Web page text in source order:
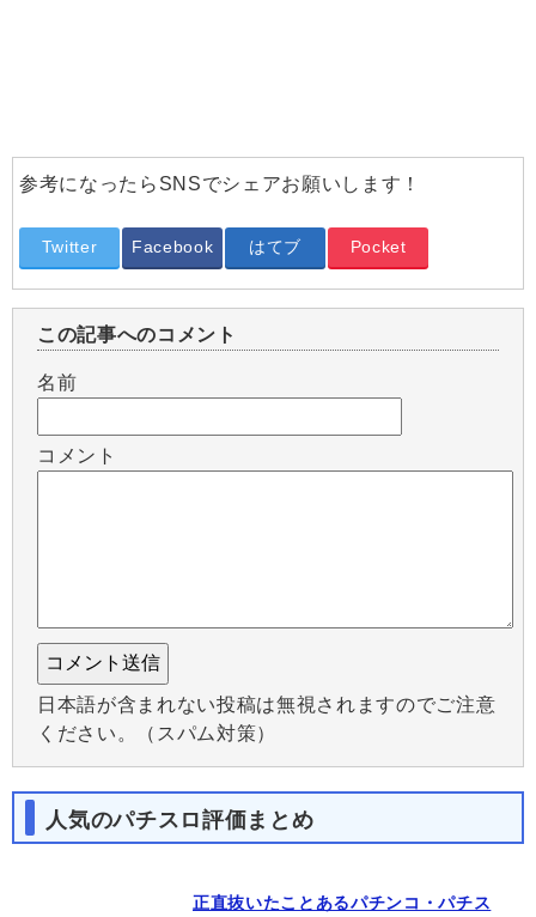
参考になったらSNSでシェアお願いします！
Twitter Facebook はてブ Pocket
この記事へのコメント
名前
コメント
日本語が含まれない投稿は無視されますのでご注意
ください。（スパム対策）
人気のパチスロ評価まとめ
正直抜いたことあるパチンコ・パチス